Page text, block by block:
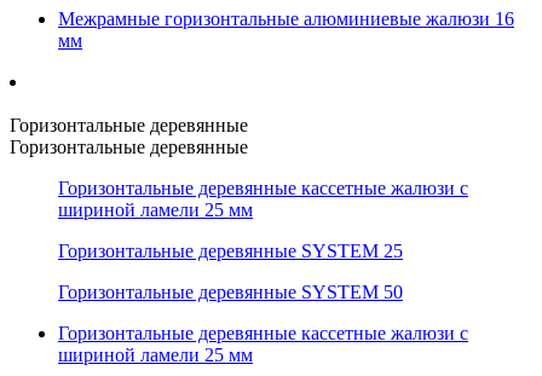
Межрамные горизонтальные алюминиевые жалюзи 16
мм
Горизонтальные деревянные
Горизонтальные деревянные
Горизонтальные деревянные кассетные жалюзи с
шириной ламели 25 мм
Горизонтальные деревянные SYSTEM 25
Горизонтальные деревянные SYSTEM 50
Горизонтальные деревянные кассетные жалюзи с
шириной ламели 25 мм